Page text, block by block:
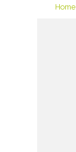
Home